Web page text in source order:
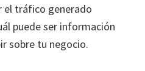
el tráfico generado
puede ser información
sobre tu negocio.